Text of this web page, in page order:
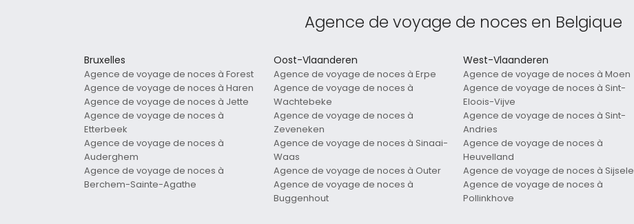
Agence de voyage de noces en Belgique
Bruxelles
Agence de voyage de noces à Forest
Agence de voyage de noces à Haren
Agence de voyage de noces à Jette
Agence de voyage de noces à
Etterbeek
Agence de voyage de noces à
Auderghem
Agence de voyage de noces à
Berchem-Sainte-Agathe
Oost-Vlaanderen
Agence de voyage de noces à Erpe
Agence de voyage de noces à
Wachtebeke
Agence de voyage de noces à
Zeveneken
Agence de voyage de noces à Sinaai-
Waas
Agence de voyage de noces à Outer
Agence de voyage de noces à
Buggenhout
West-Vlaanderen
Agence de voyage de noces à Moen
Agence de voyage de noces à Sint-
Eloois-Vijve
Agence de voyage de noces à Sint-
Andries
Agence de voyage de noces à
Heuvelland
Agence de voyage de noces à Sijsele
Agence de voyage de noces à
Pollinkhove